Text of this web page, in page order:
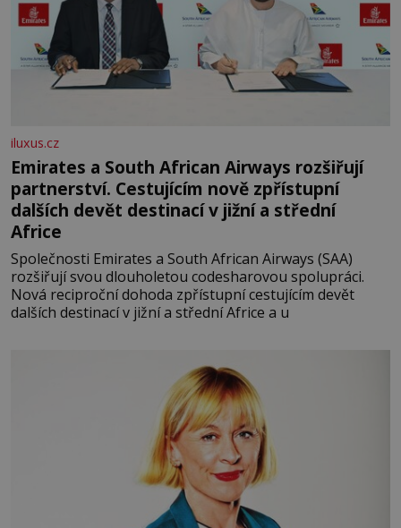
iluxus.cz
Emirates a South African Airways rozšiřují
partnerství. Cestujícím nově zpřístupní
dalších devět destinací v jižní a střední
Africe
Společnosti Emirates a South African Airways (SAA)
rozšiřují svou dlouholetou codesharovou spolupráci.
Nová reciproční dohoda zpřístupní cestujícím devět
dalších destinací v jižní a střední Africe a u